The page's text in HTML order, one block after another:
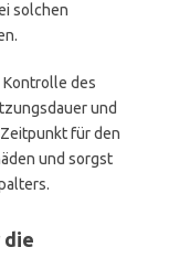
solchen
Kontrolle des
und
für den
und sorgst
die